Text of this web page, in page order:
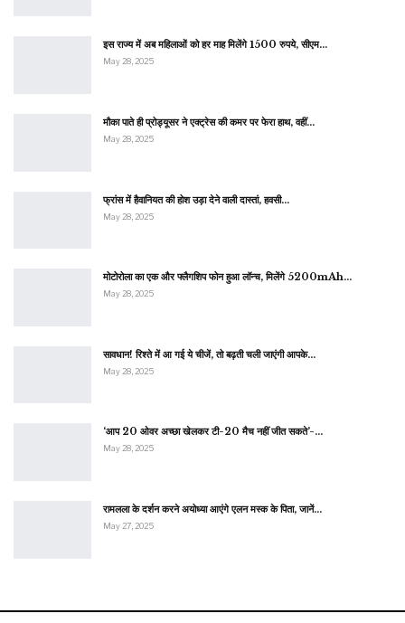
इस राज्य में अब महिलाओं को हर माह मिलेंगे 1500 रुपये, सीएम…
May 28, 2025
मौका पाते ही प्रोड्यूसर ने एक्ट्रेस की कमर पर फेरा हाथ, वहीं…
May 28, 2025
फ्रांस में हैवानियत की होश उड़ा देने वाली दास्तां, हवसी…
May 28, 2025
मोटोरोला का एक और फ्लैगशिप फोन हुआ लॉन्च, मिलेंगे 5200mAh…
May 28, 2025
सावधान! रिश्ते में आ गई ये चीजें, तो बढ़ती चली जाएंगी आपके…
May 28, 2025
‘आप 20 ओवर अच्छा खेलकर टी-20 मैच नहीं जीत सकते’-…
May 28, 2025
रामलला के दर्शन करने अयोध्या आएंगे एलन मस्क के पिता, जानें…
May 27, 2025